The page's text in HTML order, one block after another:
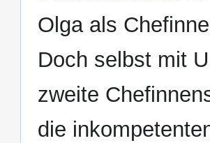
Olga als
Doch selbst mit
zweite
die